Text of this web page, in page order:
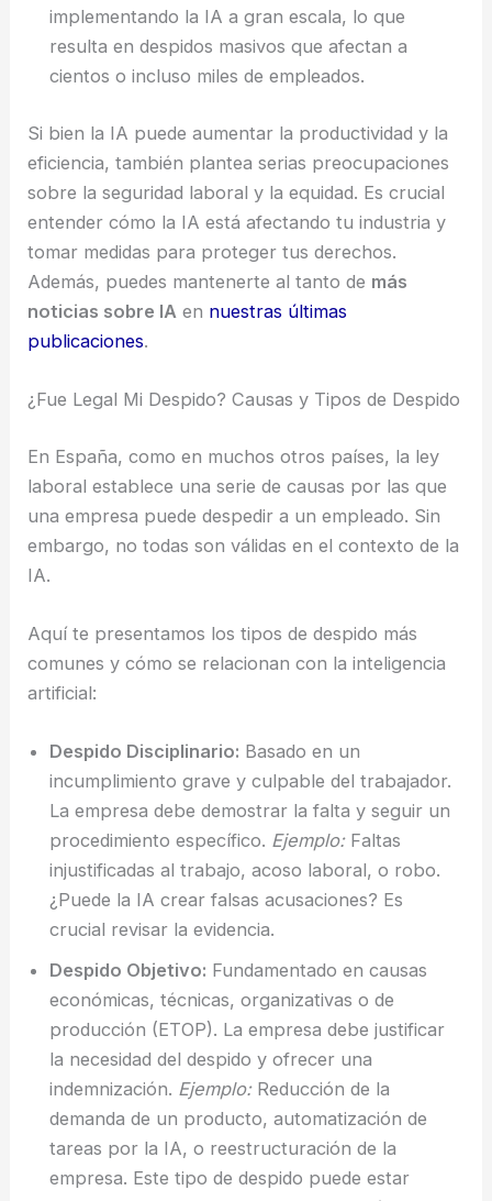
implementando la IA a gran escala, lo que
resulta en despidos masivos que afectan a
cientos o incluso miles de empleados.
Si bien la IA puede aumentar la productividad y la
eficiencia, también plantea serias preocupaciones
sobre la seguridad laboral y la equidad. Es crucial
entender cómo la IA está afectando tu industria y
tomar medidas para proteger tus derechos.
Además, puedes mantenerte al tanto de más
noticias sobre IA en nuestras últimas
publicaciones.
¿Fue Legal Mi Despido? Causas y Tipos de Despido
En España, como en muchos otros países, la ley
laboral establece una serie de causas por las que
una empresa puede despedir a un empleado. Sin
embargo, no todas son válidas en el contexto de la
IA.
Aquí te presentamos los tipos de despido más
comunes y cómo se relacionan con la inteligencia
artificial:
Despido Disciplinario: Basado en un
incumplimiento grave y culpable del trabajador.
La empresa debe demostrar la falta y seguir un
procedimiento específico. Ejemplo:Faltas
injustificadas al trabajo, acoso laboral, o robo.
¿Puede la IA crear falsas acusaciones? Es
crucial revisar la evidencia.
Despido Objetivo: Fundamentado en causas
económicas, técnicas, organizativas o de
producción (ETOP). La empresa debe justificar
la necesidad del despido y ofrecer una
indemnización. Ejemplo:Reducción de la
demanda de un producto, automatización de
tareas por la IA, o reestructuración de la
empresa. Este tipo de despido puede estar